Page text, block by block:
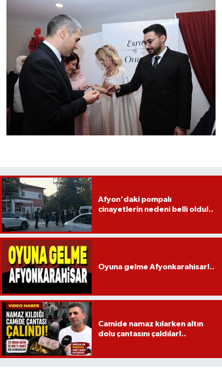
Afyon'daki pompalı
cinayetlerin nedeni belli oldu!..
Oyuna gelme Afyonkarahisar!..
Camide namaz kılarken altın
dolu çantasını çaldılar!..